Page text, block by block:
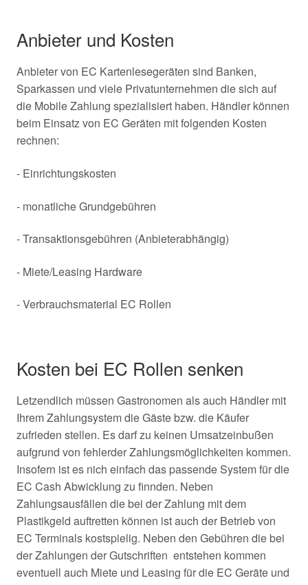
Anbieter und Kosten
Anbieter von EC Kartenlesegeräten sind Banken,
Sparkassen und viele Privatunternehmen die sich auf
die Mobile Zahlung spezialisiert haben. Händler können
beim Einsatz von EC Geräten mit folgenden Kosten
rechnen:
- Einrichtungskosten
- monatliche Grundgebühren
- Transaktionsgebühren (Anbieterabhängig)
- Miete/Leasing Hardware
- Verbrauchsmaterial EC Rollen
Kosten bei EC Rollen senken
Letzendlich müssen Gastronomen als auch Händler mit
Ihrem Zahlungsystem die Gäste bzw. die Käufer
zufrieden stellen. Es darf zu keinen Umsatzeinbußen
aufgrund von fehlerder Zahlungsmöglichkeiten kommen.
Insofern ist es nich einfach das passende System für die
EC Cash Abwicklung zu finnden. Neben
Zahlungsausfällen die bei der Zahlung mit dem
Plastikgeld auftretten können ist auch der Betrieb von
EC Terminals kostspielig. Neben den Gebühren die bei
der Zahlungen der Gutschriften entstehen kommen
eventuell auch Miete und Leasing für die EC Geräte und